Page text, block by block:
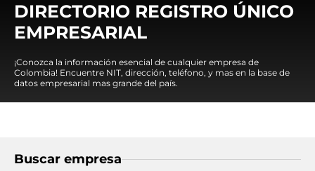
DIRECTORIO REGISTRO ÚNICO
EMPRESARIAL
¡Conozca la información esencial de cualquier empresa de
Colombia! Encuentre NIT, dirección, teléfono, y mas en la base de
datos empresarial mas grande del país.
Buscar empresa